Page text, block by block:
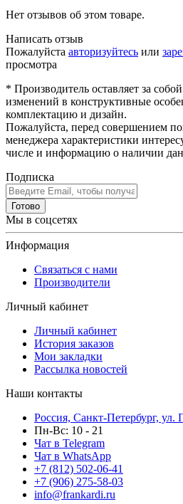
Нет отзывов об этом товаре.
Написать отзыв
Пожалуйста авторизуйтесь или
просмотра
* Производитель оставляет за
изменений в конструктивные
комплектацию и дизайн.
Пожалуйста, перед совершением
менеджера характеристики
числе и информацию о наличии
Подписка
Готово
Мы в соцсетях
Информация
Связаться с нами
Производители
Личный кабинет
Личный кабинет
История заказов
Мои закладки
Рассылка новостей
Наши контакты
Россия, Санкт-Петербург, ул.
Пн-Вс: 10 - 21
Чат в Telegram
Чат в WhatsApp
+7 (812) 502-06-41
+7 (906) 275-58-03
info@frankardi.ru